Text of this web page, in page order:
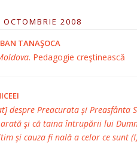
2008
TANAŞOCA
. Pedagogie creştinească
despre Preacurata şi
şi că taina întrupării lui
şi cauza fi nală a celor ce sunt